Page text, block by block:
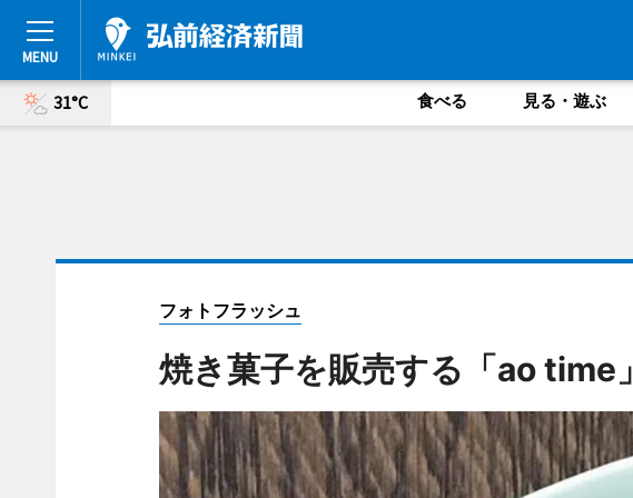
31°C 食べる 見る・遊ぶ
フォトフラッシュ
焼き菓子を販売する「ao time」